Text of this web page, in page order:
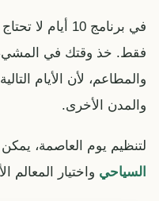
في برنامج 10
فقط. خذ وقتك في المشي،
والمطاعم، لأن الأيام
والمدن الأخرى.
لتنظيم يوم العاصمة،
السياحي واختيار